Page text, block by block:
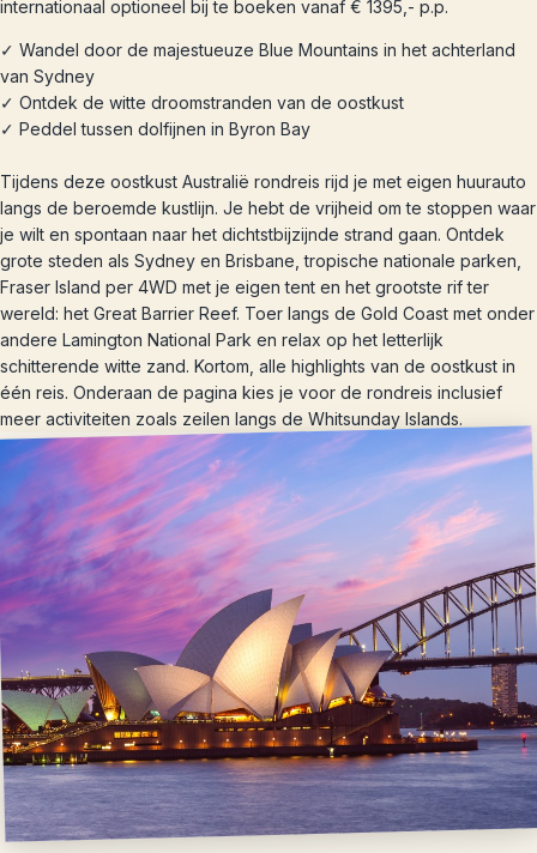
internationaal optioneel bij te boeken vanaf € 1395,- p.p.
✓ Wandel door de majestueuze Blue Mountains in het achterland
van Sydney
✓ Ontdek de witte droomstranden van de oostkust
✓ Peddel tussen dolfijnen in Byron Bay
Tijdens deze oostkust Australië rondreis rijd je met eigen huurauto
langs de beroemde kustlijn. Je hebt de vrijheid om te stoppen waar
je wilt en spontaan naar het dichtstbijzijnde strand gaan. Ontdek
grote steden als Sydney en Brisbane, tropische nationale parken,
Fraser Island per 4WD met je eigen tent en het grootste rif ter
wereld: het Great Barrier Reef. Toer langs de Gold Coast met onder
andere Lamington National Park en relax op het letterlijk
schitterende witte zand. Kortom, alle highlights van de oostkust in
één reis. Onderaan de pagina kies je voor de rondreis inclusief
meer activiteiten zoals zeilen langs de Whitsunday Islands.